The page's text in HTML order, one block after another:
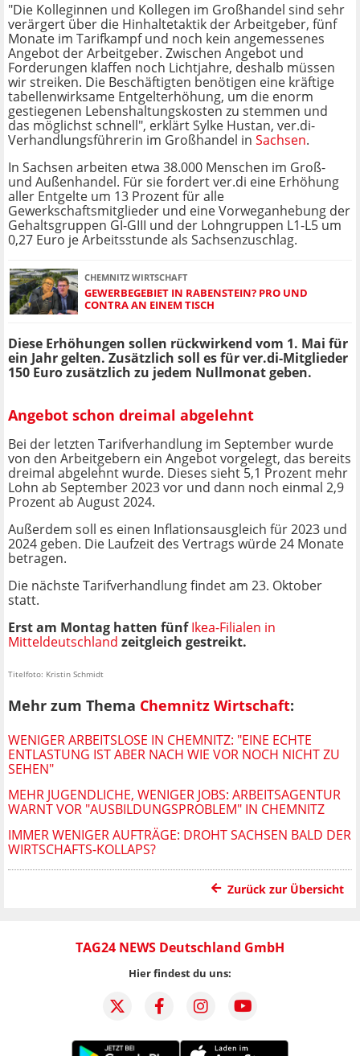
"Die Kolleginnen und Kollegen im Großhandel sind sehr
verärgert über die Hinhaltetaktik der Arbeitgeber, fünf
Monate im Tarifkampf und noch kein angemessenes
Angebot der Arbeitgeber. Zwischen Angebot und
Forderungen klaffen noch Lichtjahre, deshalb müssen
wir streiken. Die Beschäftigten benötigen eine kräftige
tabellenwirksame Entgelterhöhung, um die enorm
gestiegenen Lebenshaltungskosten zu stemmen und
das möglichst schnell", erklärt Sylke Hustan, ver.di-
Verhandlungsführerin im Großhandel in Sachsen.
In Sachsen arbeiten etwa 38.000 Menschen im Groß-
und Außenhandel. Für sie fordert ver.di eine Erhöhung
aller Entgelte um 13 Prozent für alle
Gewerkschaftsmitglieder und eine Vorweganhebung der
Gehaltsgruppen GI-GIII und der Lohngruppen L1-L5 um
0,27 Euro je Arbeitsstunde als Sachsenzuschlag.
CHEMNITZ WIRTSCHAFT
GEWERBEGEBIET IN RABENSTEIN? PRO UND
CONTRA AN EINEM TISCH
Diese Erhöhungen sollen rückwirkend vom 1. Mai für
ein Jahr gelten. Zusätzlich soll es für ver.di-Mitglieder
150 Euro zusätzlich zu jedem Nullmonat geben.
Angebot schon dreimal abgelehnt
Bei der letzten Tarifverhandlung im September wurde
von den Arbeitgebern ein Angebot vorgelegt, das bereits
dreimal abgelehnt wurde. Dieses sieht 5,1 Prozent mehr
Lohn ab September 2023 vor und dann noch einmal 2,9
Prozent ab August 2024.
Außerdem soll es einen Inflationsausgleich für 2023 und
2024 geben. Die Laufzeit des Vertrags würde 24 Monate
betragen.
Die nächste Tarifverhandlung findet am 23. Oktober
statt.
Erst am Montag hatten fünfIkea-Filialen in
Mitteldeutschland zeitgleich gestreikt.
Titelfoto: Kristin Schmidt
Mehr zum Thema Chemnitz Wirtschaft:
WENIGER ARBEITSLOSE IN CHEMNITZ: "EINE ECHTE
ENTLASTUNG IST ABER NACH WIE VOR NOCH NICHT ZU
SEHEN"
MEHR JUGENDLICHE, WENIGER JOBS: ARBEITSAGENTUR
WARNT VOR "AUSBILDUNGSPROBLEM" IN CHEMNITZ
IMMER WENIGER AUFTRÄGE: DROHT SACHSEN BALD DER
WIRTSCHAFTS-KOLLAPS?
Zurück zur Übersicht
TAG24 NEWS Deutschland GmbH
Hier findest du uns: